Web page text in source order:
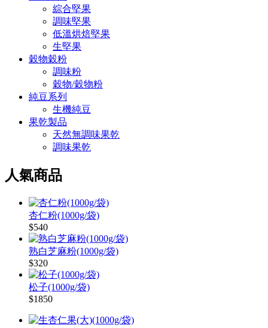
綜合堅果
調味堅果
低溫烘焙堅果
生堅果
穀物穀粉
調味粉
穀物/穀物粉
純豆系列
生機純豆
果乾製品
天然無調味果乾
調味果乾
人氣商品
杏仁粉(1000g/袋)
$540
熟白芝麻粉(1000g/袋)
$320
松子(1000g/袋)
$1850